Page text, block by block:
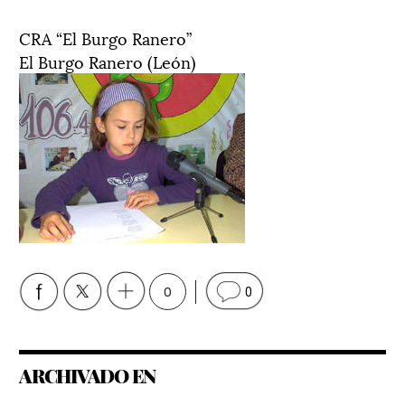
CRA “El Burgo Ranero”
El Burgo Ranero (León)
0 0
ARCHIVADO EN